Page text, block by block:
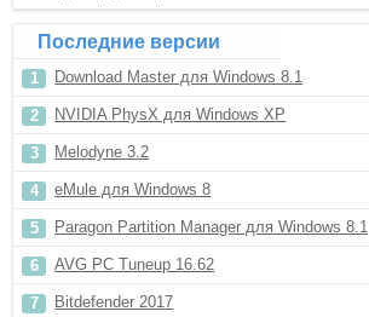
Последние версии
Download Master для Windows 8.1
NVIDIA PhysX для Windows XP
Melodyne 3.2
eMule для Windows 8
Paragon Partition Manager для Windows 8.1
AVG PC Tuneup 16.62
Bitdefender 2017